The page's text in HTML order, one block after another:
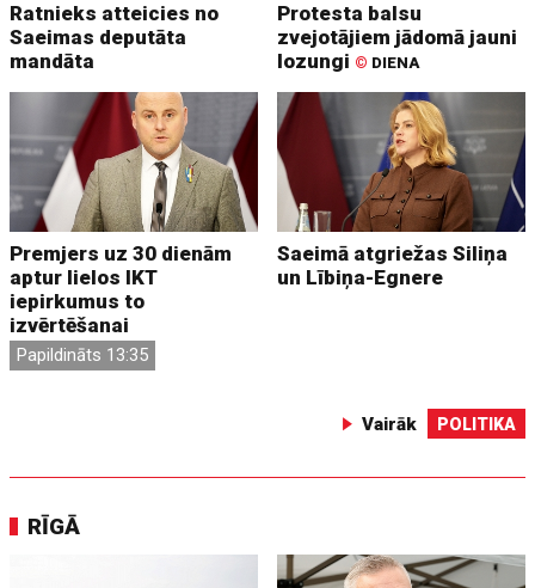
Ratnieks atteicies no
Saeimas deputāta
mandāta
Protesta balsu
zvejotājiem jādomā jauni
lozungi © DIENA
Premjers uz 30 dienām
aptur lielos IKT
iepirkumus to
izvērtēšanai
Papildināts 13:35
Saeimā atgriežas Siliņa
un Lībiņa-Egnere
Vairāk POLITIKA
RĪGĀ